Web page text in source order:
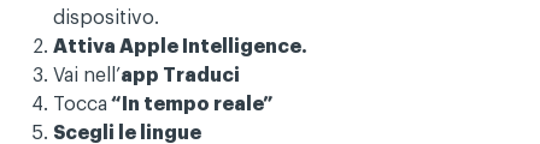
dispositivo.
Attiva Apple Intelligence.
Vai nell’app Traduci
Tocca “In tempo reale”
Scegli le lingue